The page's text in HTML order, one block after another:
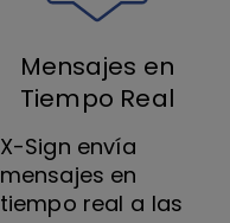
Mensajes en
Tiempo Real
X-Sign envía
mensajes en
tiempo real a las